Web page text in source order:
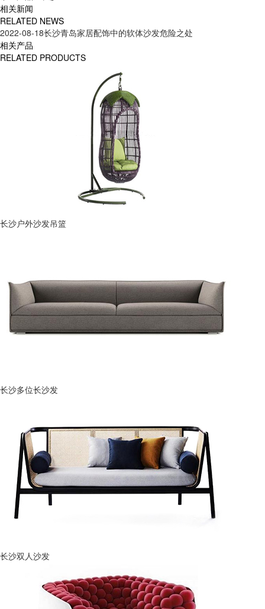
相关新闻
RELATED NEWS
2022-08-18长沙青岛家居配饰中的软体沙发危险之处
相关产品
RELATED PRODUCTS
长沙户外沙发吊篮
长沙多位长沙发
长沙双人沙发